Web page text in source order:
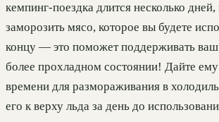
кемпинг-поездка длится несколько
заморозить мясо, которое вы будете
концу — это поможет поддерживать ваш
более прохладном состоянии! Дайте
времени для размораживания в
его к верху льда за день до